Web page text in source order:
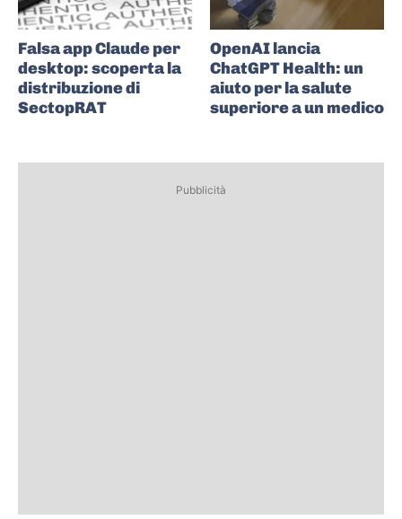
Falsa app Claude per
desktop: scoperta la
distribuzione di
SectopRAT
OpenAI lancia
ChatGPT Health: un
aiuto per la salute
superiore a un medico
Pubblicità